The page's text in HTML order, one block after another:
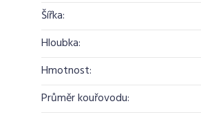
Šířka:
Hloubka:
Hmotnost:
Průměr kouřovodu: